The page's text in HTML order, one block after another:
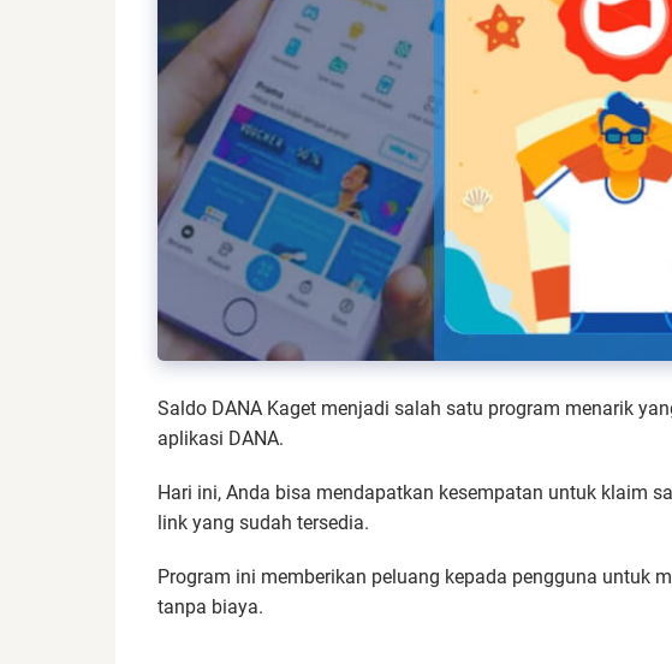
Saldo DANA Kaget menjadi salah satu program menarik
aplikasi DANA.
Hari ini, Anda bisa mendapatkan kesempatan untuk klaim
link yang sudah tersedia.
Program ini memberikan peluang kepada pengguna untuk
tanpa biaya.